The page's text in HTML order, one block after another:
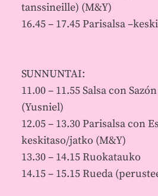
tanssineille) (M&Y)
16.45 – 17.45 Parisalsa
SUNNUNTAI:
11.00 – 11.55 Salsa con
(Yusniel)
12.05 – 13.30 Parisalsa con
keskitaso/jatko (M&Y)
13.30 – 14.15 Ruokatauko
14.15 – 15.15 Rueda